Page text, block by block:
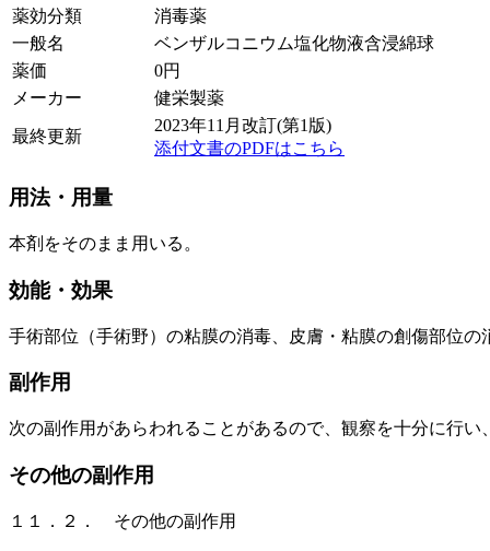
薬効分類
消毒薬
一般名
ベンザルコニウム塩化物液含浸綿球
薬価
0円
メーカー
健栄製薬
最終更新
2023年11月改訂(第1版)
添付文書のPDFはこちら
用法・用量
本剤をそのまま用いる。
効能・効果
手術部位（手術野）の粘膜の消毒、皮膚・粘膜の創傷部位の
副作用
次の副作用があらわれることがあるので、観察を十分に行
その他の副作用
１１．２． その他の副作用